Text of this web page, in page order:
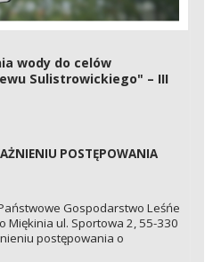
wody do celów
Sulistrowickiego" – III
POSTĘPOWANIA
Gospodarstwo Leśńe
Miękinia ul. Sportowa 2, 55-330
postępowania o